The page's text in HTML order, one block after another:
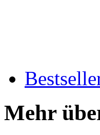
Mehr